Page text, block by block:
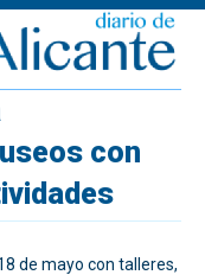
con
de mayo con talleres,